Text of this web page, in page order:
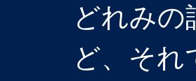
どれみ
ど、そ